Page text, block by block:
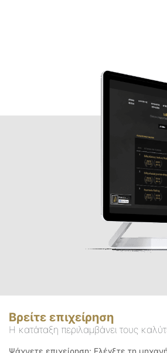
Βρείτε επιχείρηση
Η κατάταξη περιλαμβάνει τους
Ψάχνετε επιχείρηση; Ελέγξτε τη